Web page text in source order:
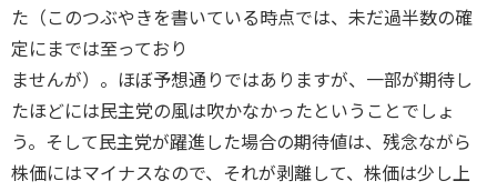
た（このつぶやきを書いている時点では、未だ過半数の確
定にまでは至っており
ませんが）。ほぼ予想通りではありますが、一部が期待し
たほどには民主党の風は吹かなかったということでしょ
う。そして民主党が躍進した場合の期待値は、残念ながら
株価にはマイナスなので、それが剥離して、株価は少し上